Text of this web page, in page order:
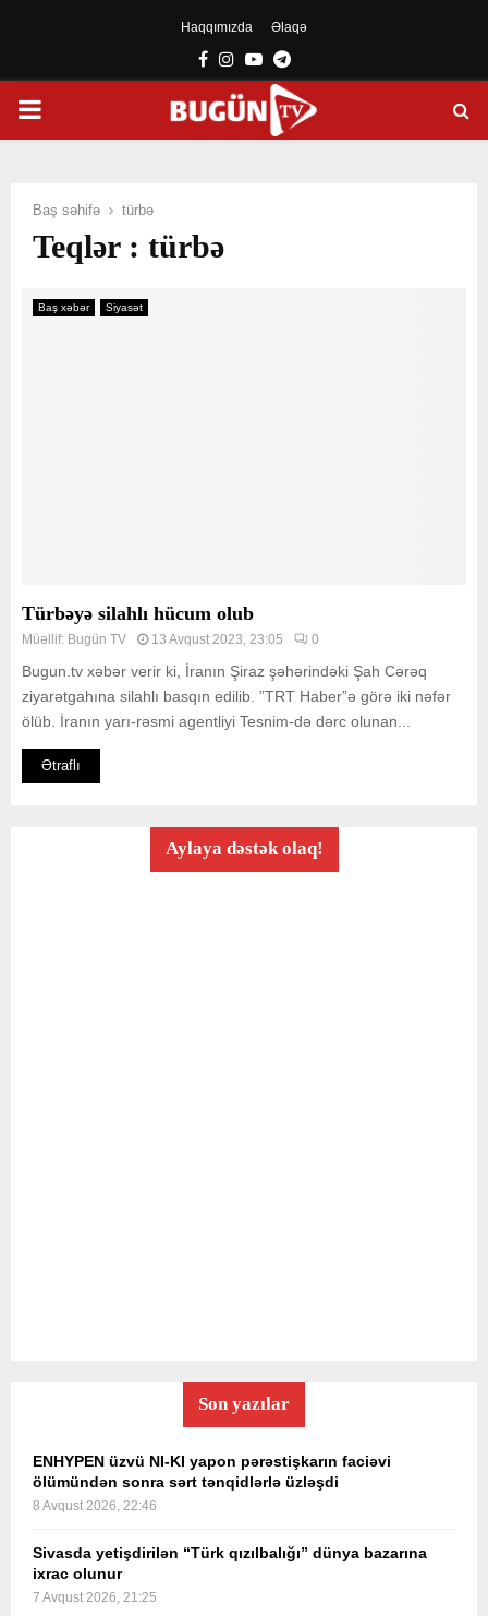
Haqqımızda Əlaqə
Facebook
Instagram
YoutubeTelegram
PRIMARY
Baş səhifə türbə
Teqlər : türbə
Baş xəbər Siyasət
Türbəyə silahlı hücum olub
Müəllif: Bugün TV 13 Avqust 2023, 23:05 0
Bugun.tv xəbər verir ki, İranın Şiraz şəhərindəki Şah Cərəq
ziyarətgahına silahlı basqın edilib. ”TRT Haber”ə görə iki nəfər
ölüb. İranın yarı-rəsmi agentliyi Tesnim-də dərc olunan...
Ətraflı
Aylaya dəstək olaq!
Son yazılar
ENHYPEN üzvü NI-KI yapon pərəstişkarın faciəvi
ölümündən sonra sərt tənqidlərlə üzləşdi
8 Avqust 2026, 22:46
Sivasda yetişdirilən “Türk qızılbalığı” dünya bazarına
ixrac olunur
7 Avqust 2026, 21:25